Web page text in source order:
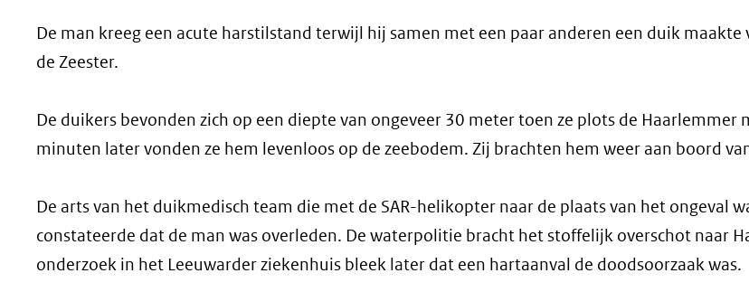
De man kreeg een acute harstilstand terwijl hij samen met een paar anderen een duik maakte
de Zeester.
De duikers bevonden zich op een diepte van ongeveer 30 meter toen ze plots de Haarlemmer
minuten later vonden ze hem levenloos op de zeebodem. Zij brachten hem weer aan boord
De arts van het duikmedisch team die met de SAR-helikopter naar de plaats van het ongeval
constateerde dat de man was overleden. De waterpolitie bracht het stoffelijk overschot naar
onderzoek in het Leeuwarder ziekenhuis bleek later dat een hartaanval de doodsoorzaak was.